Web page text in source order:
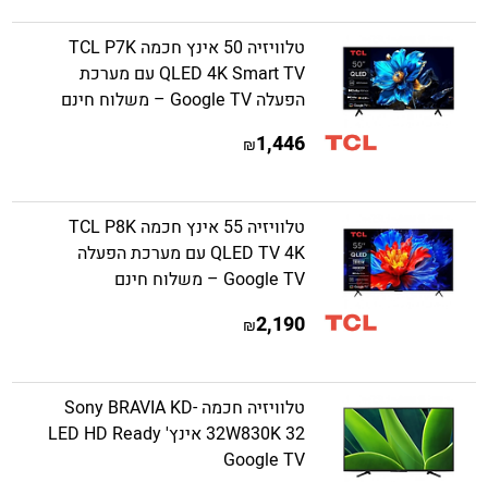
טלוויזיה 50 אינץ חכמה TCL P7K
QLED 4K Smart TV עם מערכת
הפעלה Google TV – משלוח חינם
1,446
₪
טלוויזיה 55 אינץ חכמה TCL P8K
QLED TV 4K עם מערכת הפעלה
Google TV – משלוח חינם
2,190
₪
טלוויזיה חכמה Sony BRAVIA KD-
32W830K 32 אינץ' LED HD Ready
Google TV